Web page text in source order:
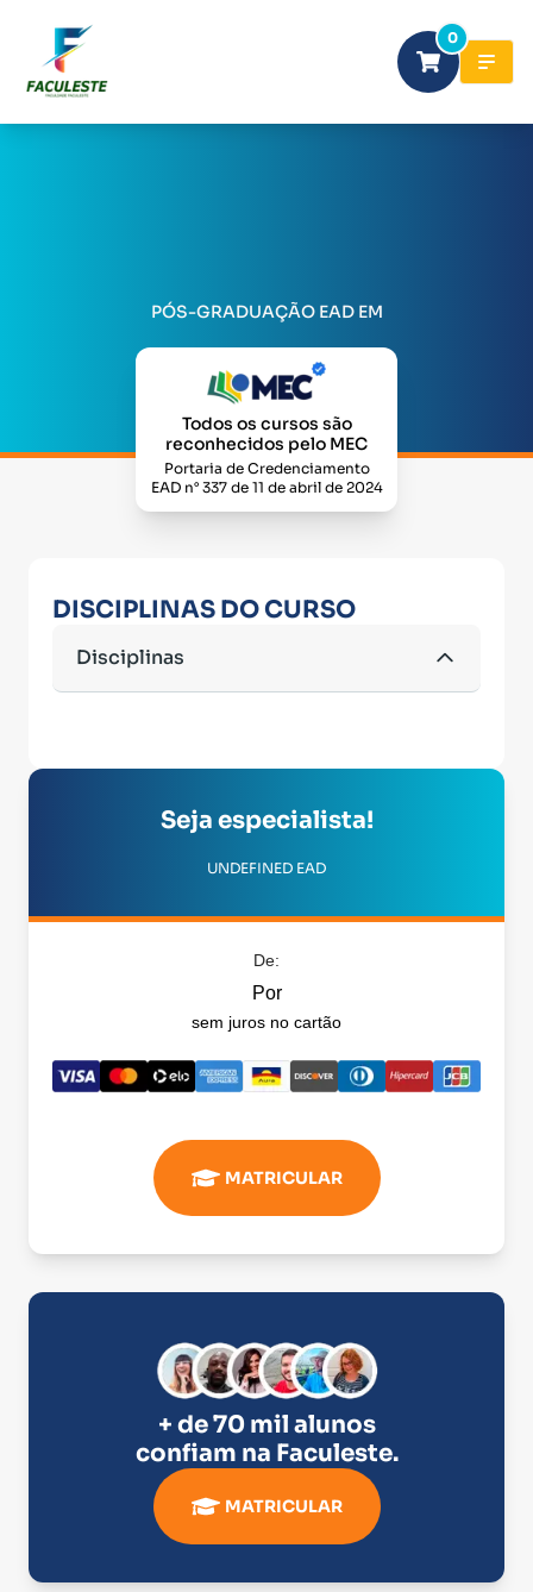
0
PÓS-GRADUAÇÃO EAD EM
Todos os cursos são
reconhecidos pelo MEC
Portaria de Credenciamento
EAD n° 337 de 11 de abril de 2024
DISCIPLINAS DO CURSO
Disciplinas
Seja especialista!
UNDEFINED EAD
De:
Por
sem juros no cartão
MATRICULAR
+ de 70 mil alunos
confiam na Faculeste.
MATRICULAR